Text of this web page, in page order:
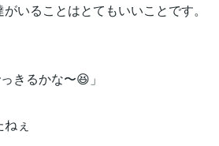
いることはとてもいいことです。
きるかな〜😆」
ぇ